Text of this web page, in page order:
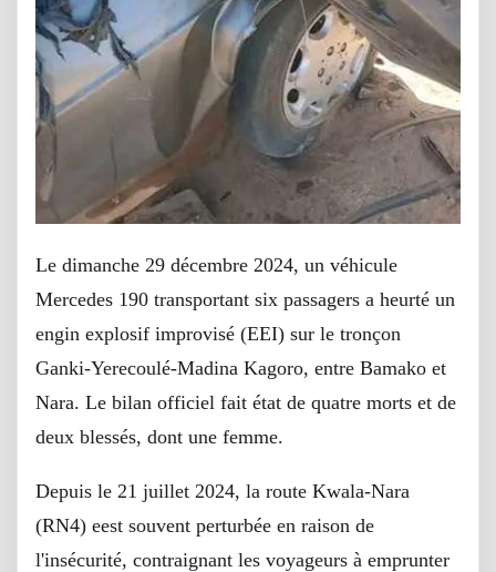
Le dimanche 29 décembre 2024, un véhicule
Mercedes 190 transportant six passagers a heurté un
engin explosif improvisé (EEI) sur le tronçon
Ganki-Yerecoulé-Madina Kagoro, entre Bamako et
Nara. Le bilan officiel fait état de quatre morts et de
deux blessés, dont une femme.
Depuis le 21 juillet 2024, la route Kwala-Nara
(RN4) eest souvent perturbée en raison de
l'insécurité, contraignant les voyageurs à emprunter